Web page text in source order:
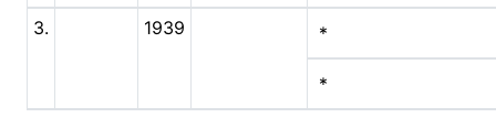
3. 1939 *
*